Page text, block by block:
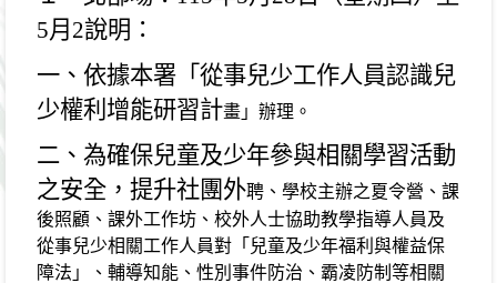
5月 2說明：
一、依據本署「從事兒少工作人員認識兒
少權利增能研習計畫」辦理。
二、為確保兒童及少年參與相關學習活動
之安全，提升社團外聘、學校主辦之夏令營、課
後照顧、課外工作坊、校外人士協助教學指導人員及
從事兒少相關工作人員對「兒童及少年福利與權益保
障法」、輔導知能、性別事件防治、霸凌防制等相關